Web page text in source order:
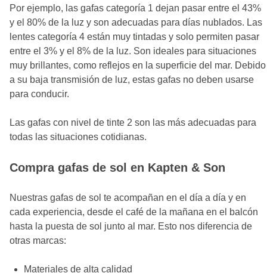
Por ejemplo, las gafas categoría 1 dejan pasar entre el 43%
y el 80% de la luz y son adecuadas para días nublados. Las
lentes categoría 4 están muy tintadas y solo permiten pasar
entre el 3% y el 8% de la luz. Son ideales para situaciones
muy brillantes, como reflejos en la superficie del mar. Debido
a su baja transmisión de luz, estas gafas no deben usarse
para conducir.
Las gafas con nivel de tinte 2 son las más adecuadas para
todas las situaciones cotidianas.
Compra gafas de sol en Kapten & Son
Nuestras gafas de sol te acompañan en el día a día y en
cada experiencia, desde el café de la mañana en el balcón
hasta la puesta de sol junto al mar. Esto nos diferencia de
otras marcas:
Materiales de alta calidad